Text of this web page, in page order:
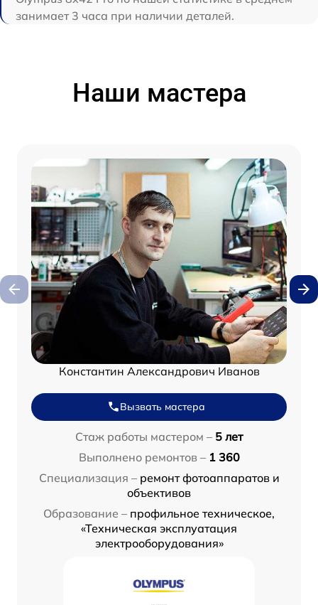
занимает 3 часа при наличии деталей.
Наши мастера
Константин Александрович Иванов
Вызвать мастера
Стаж работы мастером – 5 лет
Выполнено ремонтов – 1 360
Специализация – ремонт фотоаппаратов и
объективов
Образование – профильное техническое,
«Техническая эксплуатация
электрооборудования»